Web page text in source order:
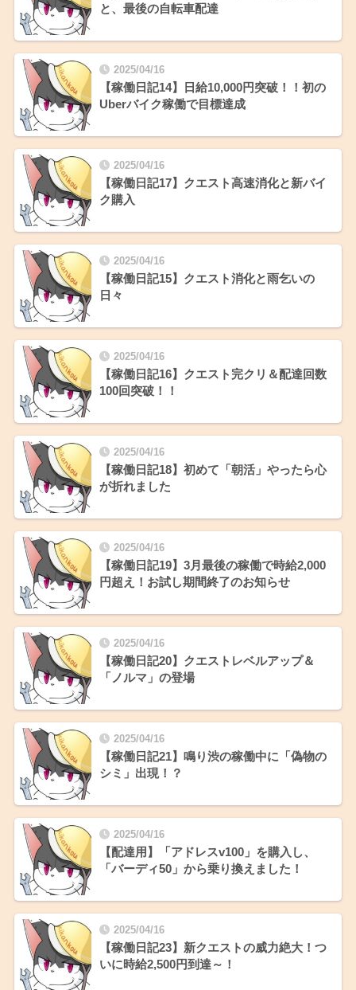
と、最後の自転車配達
2025/04/16
【稼働日記14】日給10,000円突破！！初の
Uberバイク稼働で目標達成
2025/04/16
【稼働日記17】クエスト高速消化と新バイ
ク購入
2025/04/16
【稼働日記15】クエスト消化と雨乞いの
日々
2025/04/16
【稼働日記16】クエスト完クリ＆配達回数
100回突破！！
2025/04/16
【稼働日記18】初めて「朝活」やったら心
が折れました
2025/04/16
【稼働日記19】3月最後の稼働で時給2,000
円超え！お試し期間終了のお知らせ
2025/04/16
【稼働日記20】クエストレベルアップ＆
「ノルマ」の登場
2025/04/16
【稼働日記21】鳴り渋の稼働中に「偽物の
シミ」出現！？
2025/04/16
【配達用】「アドレスv100」を購入し、
「バーディ50」から乗り換えました！
2025/04/16
【稼働日記23】新クエストの威力絶大！つ
いに時給2,500円到達～！